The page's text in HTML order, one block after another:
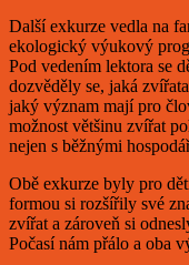
Další exkurze vedla na
ekologický výukový
Pod vedením lektora se
dozvěděly se, jaká
jaký význam mají pro
možnost většinu zvířat
nejen s běžnými
Obě exkurze byly pro
formou si rozšířily své
zvířat a zároveň si
Počasí nám přálo a oba